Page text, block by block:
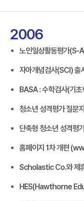
2006
노인일상활동평가(S-
자아개념검사(SCI) 출
BASA : 수학검사(기초
청소년 성격평가 질문
단축형 청소년 성격평
홈페이지 1차 개편
Scholastic Co.와 제
HES(Hawthorne